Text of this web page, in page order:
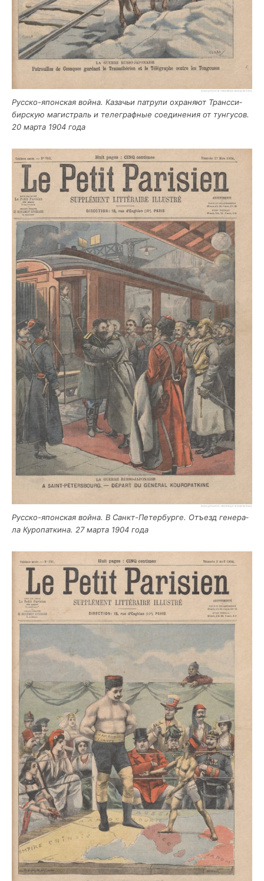
Рус­ско-япон­ская вой­на. Каза­чьи пат­ру­ли охра­ня­ют Транс­си­
бир­скую маги­страль и теле­граф­ные соеди­не­ния от тун­гу­сов.
20 мар­та 1904 года
Рус­ско-япон­ская вой­на. В Санкт-Петер­бур­ге. Отъ­езд гене­ра­
ла Куро­пат­ки­на. 27 мар­та 1904 года